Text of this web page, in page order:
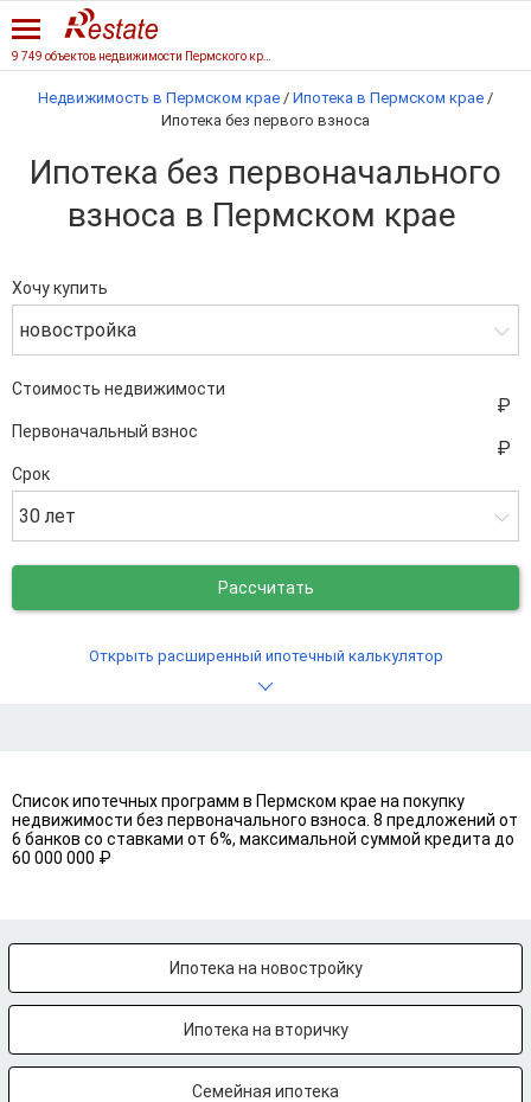
Недвижимость в Пермском крае / Ипотека в Пермском крае /
Ипотека без первого взноса
Ипотека без первоначального
взноса в Пермском крае
Хочу купить
новостройка
Стоимость недвижимости
Первоначальный взнос
Срок
30 лет
Рассчитать
Открыть расширенный ипотечный калькулятор
Список ипотечных программ в Пермском крае на покупку
недвижимости без первоначального взноса. 8 предложений от
6 банков со ставками от 6%, максимальной суммой кредита до
60 000 000 ₽
Ипотека на новостройку
Ипотека на вторичку
Семейная ипотека